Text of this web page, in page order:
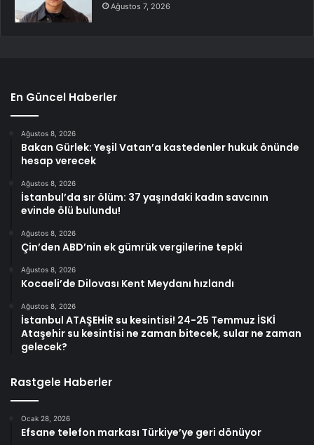
Ağustos 7, 2026
En Güncel Haberler
Ağustos 8, 2026
Bakan Gürlek: Yeşil Vatan’a kastedenler hukuk önünde
hesap verecek
Ağustos 8, 2026
İstanbul’da sır ölüm: 37 yaşındaki kadın savcının
evinde ölü bulundu!
Ağustos 8, 2026
Çin’den ABD’nin ek gümrük vergilerine tepki
Ağustos 8, 2026
Kocaeli’de Dilovası Kent Meydanı hızlandı
Ağustos 8, 2026
İstanbul ATAŞEHİR su kesintisi! 24-25 Temmuz İSKİ
Ataşehir su kesintisi ne zaman bitecek, sular ne zaman
gelecek?
Rastgele Haberler
Ocak 28, 2026
Efsane telefon markası Türkiye’ye geri dönüyor